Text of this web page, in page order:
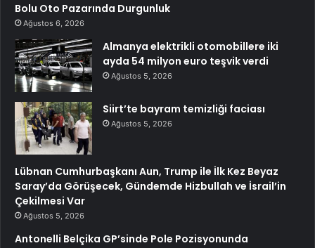
Bolu Oto Pazarında Durgunluk
Ağustos 6, 2026
Almanya elektrikli otomobillere iki
ayda 54 milyon euro teşvik verdi
Ağustos 5, 2026
Siirt’te bayram temizliği faciası
Ağustos 5, 2026
Lübnan Cumhurbaşkanı Aun, Trump ile İlk Kez Beyaz
Saray’da Görüşecek, Gündemde Hizbullah ve İsrail’in
Çekilmesi Var
Ağustos 5, 2026
Antonelli Belçika GP’sinde Pole Pozisyonunda